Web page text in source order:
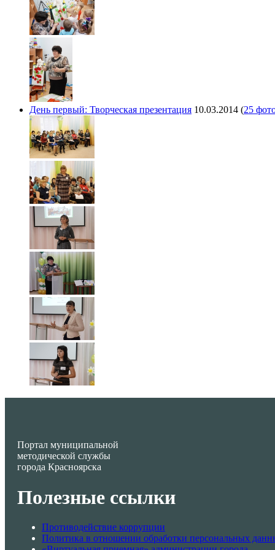
День первый: Творческая презентация 10.03.2014 (25
Портал муниципальной
методической службы
города Красноярска
Полезные ссылки
Противодействие коррупции
Политика в отношении обработки персональных